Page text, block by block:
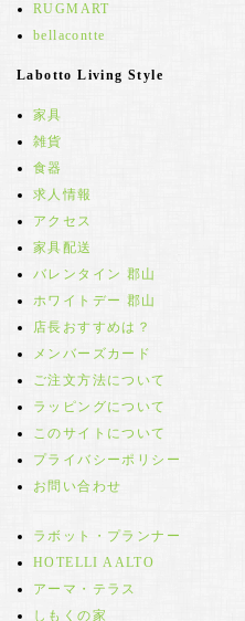
RUGMART
bellacontte
Labotto Living Style
家具
雑貨
食器
求人情報
アクセス
家具配送
バレンタイン 郡山
ホワイトデー 郡山
店長おすすめは？
メンバーズカード
ご注文方法について
ラッピングについて
このサイトについて
プライバシーポリシー
お問い合わせ
ラボット・プランナー
HOTELLI AALTO
アーマ・テラス
しもくの家